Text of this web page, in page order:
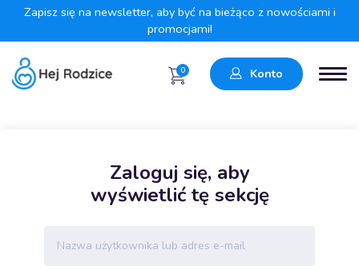
Zapisz się na newsletter, aby być na bieżąco z nowościami i
promocjami!
0 Konto
Zaloguj się, aby
wyświetlić tę sekcję